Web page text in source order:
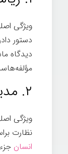
ويژگی
دستور
ديدگاه
۲. مديريت
ويژگی
نظارت
انسان